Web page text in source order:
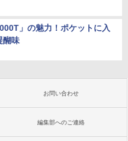
」の魅力！ポケットに入
醐味
お問い合わせ
編集部へのご連絡